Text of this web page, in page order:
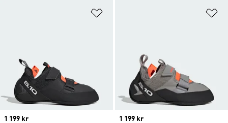
Price
1 199 kr
Price
1 199 kr